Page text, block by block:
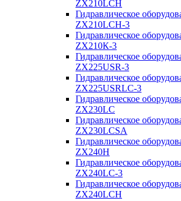
ZX210LCH
Гидравлическое
ZX210LCH-3
Гидравлическое
ZX210К-3
Гидравлическое
ZX225USR-3
Гидравлическое
ZX225USRLC-3
Гидравлическое
ZX230LC
Гидравлическое
ZX230LCSA
Гидравлическое
ZX240H
Гидравлическое
ZX240LC-3
Гидравлическое
ZX240LCH